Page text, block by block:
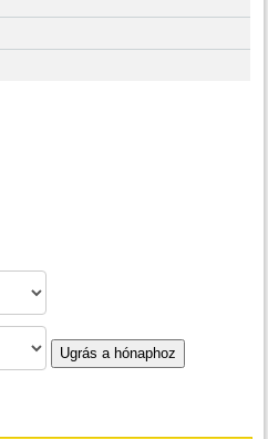
Ugrás a hónaphoz